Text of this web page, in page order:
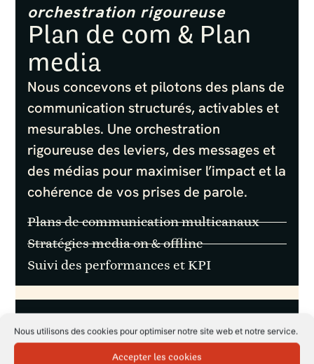
Nous utilisons des cookies pour optimiser notre site web et notre service.
Accepter les cookies
orchestration rigoureuse
Plan de com & Plan
media
Nous concevons et pilotons des plans de
communication structurés, activables et
mesurables. Une orchestration
rigoureuse des leviers, des messages et
des médias pour maximiser l’impact et la
cohérence de vos prises de parole.
Plans de communication multicanaux
Stratégies media on & offline
Suivi des performances et KPI
Audit & Formation